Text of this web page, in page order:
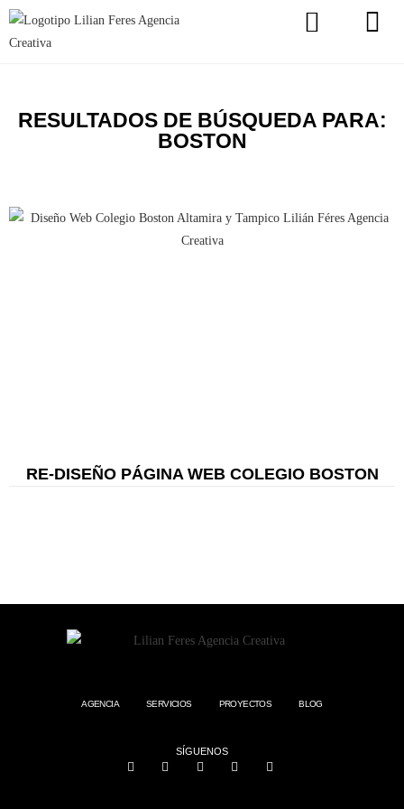
RESULTADOS DE BÚSQUEDA PARA:
BOSTON
RE-DISEÑO PÁGINA WEB COLEGIO BOSTON
AGENCIA SERVICIOS PROYECTOS BLOG
SÍGUENOS